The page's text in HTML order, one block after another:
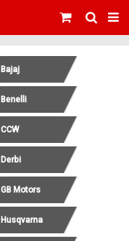
Bajaj
Benelli
CCW
Derbi
GB Motors
Husqvarna